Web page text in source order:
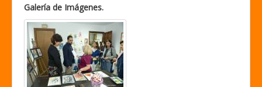
Galería de Imágenes.